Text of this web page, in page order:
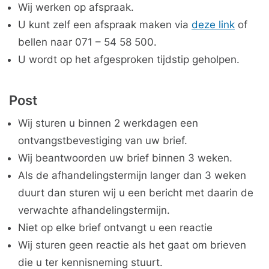
Wij werken op afspraak.
U kunt zelf een afspraak maken via deze link of
bellen naar 071 – 54 58 500.
U wordt op het afgesproken tijdstip geholpen.
Post
Wij sturen u binnen 2 werkdagen een
ontvangstbevestiging van uw brief.
Wij beantwoorden uw brief binnen 3 weken.
Als de afhandelingstermijn langer dan 3 weken
duurt dan sturen wij u een bericht met daarin de
verwachte afhandelingstermijn.
Niet op elke brief ontvangt u een reactie
Wij sturen geen reactie als het gaat om brieven
die u ter kennisneming stuurt.